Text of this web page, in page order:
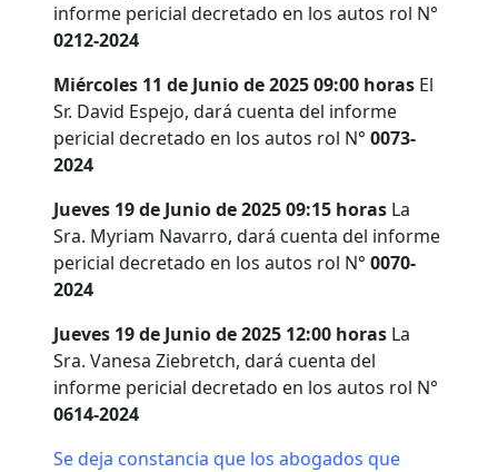
informe pericial decretado en los autos rol N°
0212-2024
Miércoles 11 de Junio de 2025 09:00 horas El
Sr. David Espejo, dará cuenta del informe
pericial decretado en los autos rol N° 0073-
2024
Jueves 19 de Junio de 2025 09:15 horas La
Sra. Myriam Navarro, dará cuenta del informe
pericial decretado en los autos rol N° 0070-
2024
Jueves 19 de Junio de 2025 12:00 horas La
Sra. Vanesa Ziebretch, dará cuenta del
informe pericial decretado en los autos rol N°
0614-2024
Se deja constancia que los abogados que